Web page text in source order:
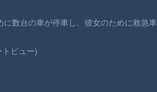
に数台の車が停車し、彼女のために救急
トビュー)